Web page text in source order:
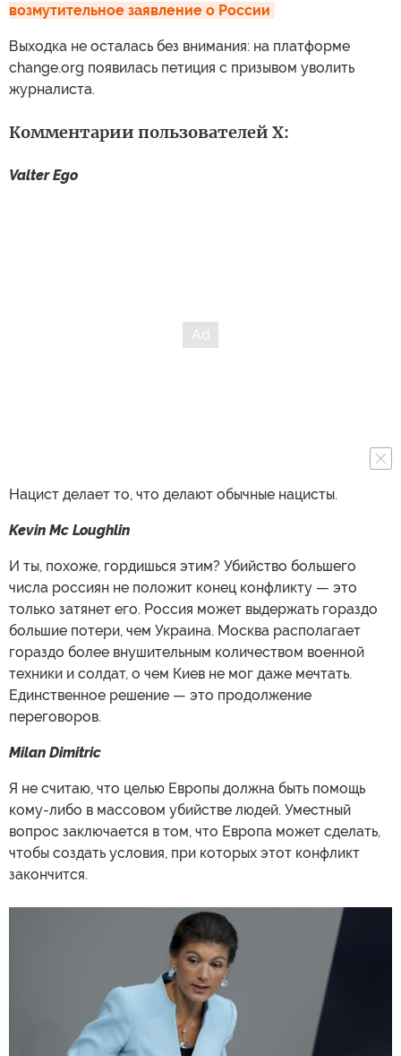
возмутительное заявление о России
Выходка не осталась без внимания: на платформе
change.org появилась петиция с призывом уволить
журналиста.
Комментарии пользователей X:
Valter Ego
Нацист делает то, что делают обычные нацисты.
Kevin Mc Loughlin
И ты, похоже, гордишься этим? Убийство большего
числа россиян не положит конец конфликту — это
только затянет его. Россия может выдержать гораздо
большие потери, чем Украина. Москва располагает
гораздо более внушительным количеством военной
техники и солдат, о чем Киев не мог даже мечтать.
Единственное решение — это продолжение
переговоров.
Milan Dimitric
Я не считаю, что целью Европы должна быть помощь
кому-либо в массовом убийстве людей. Уместный
вопрос заключается в том, что Европа может сделать,
чтобы создать условия, при которых этот конфликт
закончится.